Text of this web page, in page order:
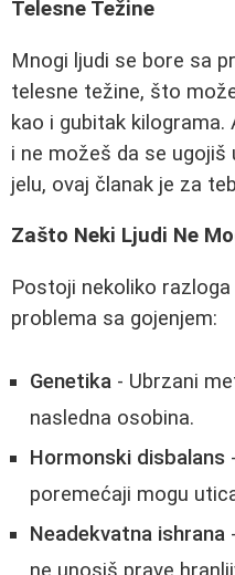
Telesne Težine
Mnogi ljudi se bore sa
telesne težine, što
kao i gubitak
i ne možeš da se
jelu, ovaj članak je za
Zašto Neki Ljudi Ne
Postoji nekoliko
problema sa gojenjem:
Genetika - Ubrzani
nasledna osobina.
Hormonski disbalans
poremećaji mogu
Neadekvatna ishrana